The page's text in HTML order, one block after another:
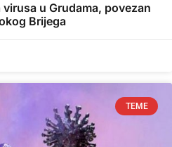
u Grudama, povezan
Brijega
TEME